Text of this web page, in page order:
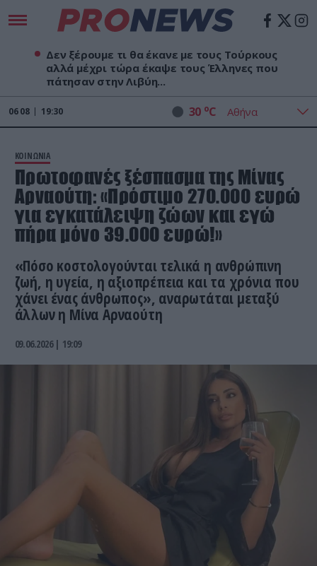
Δεν ξέρουμε τι θα έκανε με τους Τούρκους
αλλά μέχρι τώρα έκαψε τους Έλληνες που
πάτησαν στην Λιβύη...
06 08 19:30 30 oC
ΚΟΙΝΩΝΙΑ
Πρωτοφανές ξέσπασμα της Μίνας
Αρναούτη: «Πρόστιμο 270.000 ευρώ
για εγκατάλειψη ζώων και εγώ
πήρα μόνο 39.000 ευρώ!»
«Πόσο κοστολογούνται τελικά η ανθρώπινη
ζωή, η υγεία, η αξιοπρέπεια και τα χρόνια που
χάνει ένας άνθρωπος», αναρωτάται μεταξύ
άλλων η Μίνα Αρναούτη
09.06.2026 | 19:09